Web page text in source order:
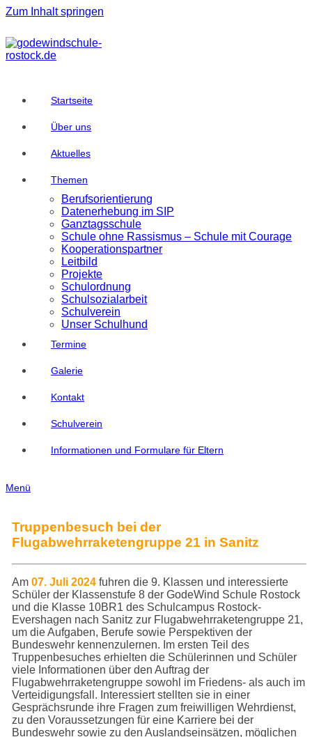
Zum Inhalt springen
Startseite
Über uns
Aktuelles
Themen
Berufsorientierung
Datenerhebung im SIP
Ganztagsschule
Schule ohne Rassismus – Schule mit Courage
Kooperationspartner
Leitbild
Projekte
Schulordnung
Schulsozialarbeit
Schulverein
Unser Schulhund
Termine
Galerie
Kontakt
Schulverein
Informationen und Formulare für Eltern
Menü
Truppenbesuch bei der
Flugabwehrraketengruppe 21 in Sanitz
Am 07. Juli 2024fuhren die 9. Klassen und interessierte
Schüler der Klassenstufe 8 der GodeWind Schule Rostock
und die Klasse 10BR1 des Schulcampus Rostock-
Evershagen nach Sanitz zur Flugabwehrraketengruppe 21,
um die Aufgaben, Berufe sowie Perspektiven der
Bundeswehr kennenzulernen. Im ersten Teil des
Truppenbesuches erhielten die Schülerinnen und Schüler
viele Informationen über den Auftrag der
Flugabwehrraketengruppe sowohl im Friedens- als auch im
Verteidigungsfall. Interessiert stellten sie in einer
Gesprächsrunde ihre Fragen zum freiwilligen Wehrdienst,
zu den Voraussetzungen für eine Karriere bei der
Bundeswehr sowie zu den Auslandseinsätzen, möglichen